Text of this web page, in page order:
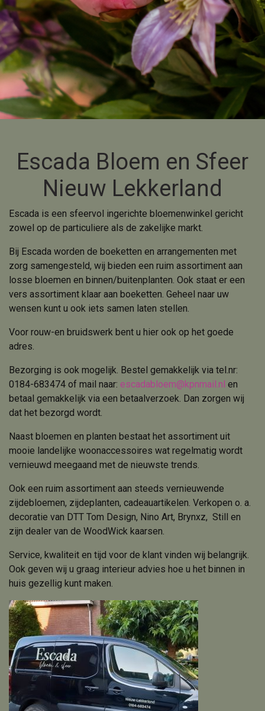
Escada Bloem en Sfeer
Nieuw Lekkerland
Escada is een sfeervol ingerichte bloemenwinkel gericht
zowel op de particuliere als de zakelijke markt.
Bij Escada worden de boeketten en arrangementen met
zorg samengesteld, wij bieden een ruim assortiment aan
losse bloemen en binnen/buitenplanten. Ook staat er een
vers assortiment klaar aan boeketten. Geheel naar uw
wensen kunt u ook iets samen laten stellen.
Voor rouw-en bruidswerk bent u hier ook op het goede
adres.
Bezorging is ook mogelijk. Bestel gemakkelijk via tel.nr:
0184-683474 of mail naar: escadabloem@kpnmail.nl en
betaal gemakkelijk via een betaalverzoek. Dan zorgen wij
dat het bezorgd wordt.
Naast bloemen en planten bestaat het assortiment uit
mooie landelijke woonaccessoires wat regelmatig wordt
vernieuwd meegaand met de nieuwste trends.
Ook een ruim assortiment aan steeds vernieuwende
zijdebloemen, zijdeplanten, cadeauartikelen. Verkopen o. a.
decoratie van DTT Tom Design, Nino Art, Brynxz, Still en
zijn dealer van de WoodWick kaarsen.
Service, kwaliteit en tijd voor de klant vinden wij belangrijk.
Ook geven wij u graag interieur advies hoe u het binnen in
huis gezellig kunt maken.